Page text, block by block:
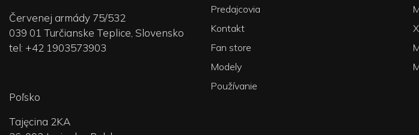
Červenej armády 75/532
039 01 Turčianske Teplice, Slovensko
tel: +42 1903573903
Poľsko
Tajęcina 2KA
Predajcovia
Kontakt
Fan store
Modely
Používanie